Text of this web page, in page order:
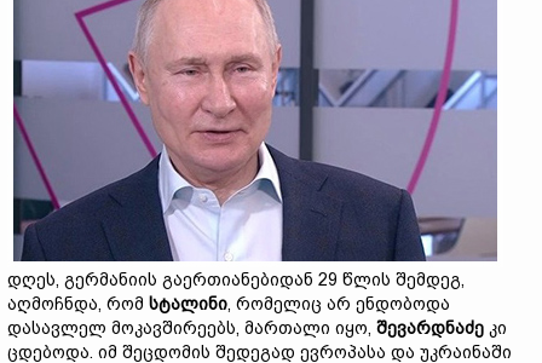
დღეს, გერმანიის გაერთიანებიდან 29 წლის შემდეგ,
აღმოჩნდა, რომ სტალინი, რომელიც არ ენდობოდა
დასავლელ მოკავშირეებს, მართალი იყო, შევარდნაძე კი
ცდებოდა. იმ შეცდომის შედეგად ევროპასა და უკრაინაში